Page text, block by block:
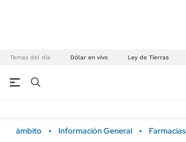
Temas del día Dólar en vivo Ley de Tierras
ámbito Información General Farmacias